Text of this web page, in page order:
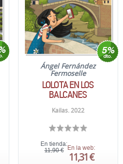
Ángel Fernández
Fermoselle
LOLOTA EN LOS
BALCANES
Kailas. 2022
En tienda:
11,90 € En la web:
11,31 €